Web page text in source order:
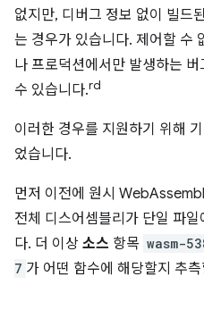
없지만, 디버그 정보 없이 빌드
는 경우가 있습니다. 제어할 수
나 프로덕션에서만 발생하는
수 있습니다.rd
이러한 경우를 지원하기 위해
었습니다.
먼저 이전에 원시
전체 디스어셈블리가 단일 파
다. 더 이상 소스 항목 wasm-
7 가 어떤 함수에 해당할지 추